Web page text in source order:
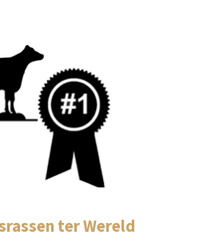
ter Wereld